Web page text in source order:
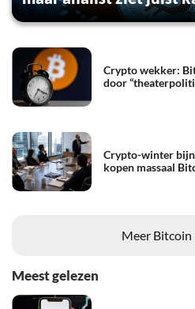
Crypto wekker:
door
Crypto-winter
kopen massaal
Meer Bitcoin
Meest gelezen